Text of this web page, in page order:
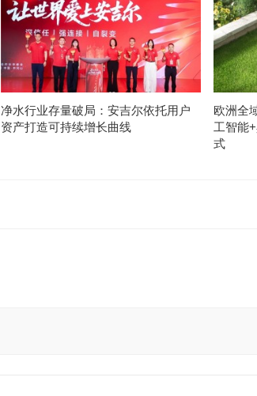
净水行业存量破局：安吉尔依托用户
资产打造可持续增长曲线
欧洲全
工智能
式